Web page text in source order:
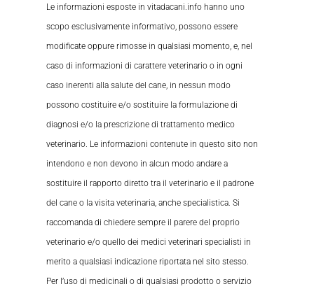
Le informazioni esposte in vitadacani.info hanno uno
scopo esclusivamente informativo, possono essere
modificate oppure rimosse in qualsiasi momento, e, nel
caso di informazioni di carattere veterinario o in ogni
caso inerenti alla salute del cane, in nessun modo
possono costituire e/o sostituire la formulazione di
diagnosi e/o la prescrizione di trattamento medico
veterinario. Le informazioni contenute in questo sito non
intendono e non devono in alcun modo andare a
sostituire il rapporto diretto tra il veterinario e il padrone
del cane o la visita veterinaria, anche specialistica. Si
raccomanda di chiedere sempre il parere del proprio
veterinario e/o quello dei medici veterinari specialisti in
merito a qualsiasi indicazione riportata nel sito stesso.
Per l’uso di medicinali o di qualsiasi prodotto o servizio